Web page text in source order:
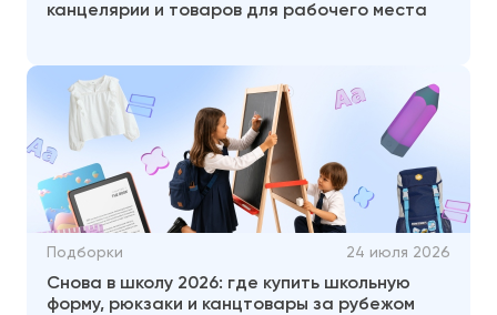
канцелярии и товаров для рабочего места
Подборки 24 июля 2026
Снова в школу 2026: где купить школьную
форму, рюкзаки и канцтовары за рубежом